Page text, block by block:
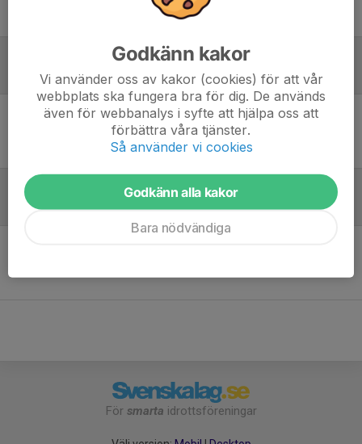
Samling 18:15
Laguppställning
Ingen uppställning ifylld
Inför match
För smarta idrottsföreningar
Godkänn kakor
Vi använder oss av kakor (cookies) för att vår
webbplats ska fungera bra för dig. De används
även för webbanalys i syfte att hjälpa oss att
förbättra våra tjänster.
Så använder vi cookies
Godkänn alla kakor
Bara nödvändiga